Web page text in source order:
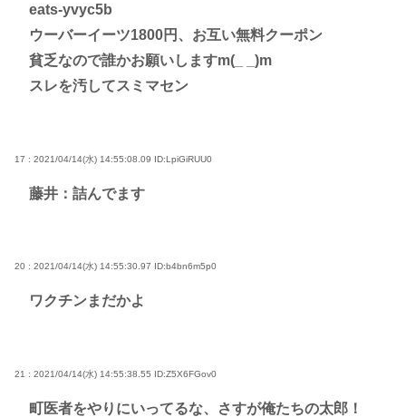
eats-yvyc5b
ウーバーイーツ1800円、お互い無料クーポン
貧乏なので誰かお願いしますm(_ _)m
スレを汚してスミマセン
17 : 2021/04/14(水) 14:55:08.09 ID:LpiGiRUU0
藤井：詰んでます
20 : 2021/04/14(水) 14:55:30.97 ID:b4bn6m5p0
ワクチンまだかよ
21 : 2021/04/14(水) 14:55:38.55 ID:Z5X6FGov0
町医者をやりにいってるな、さすが俺たちの太郎！